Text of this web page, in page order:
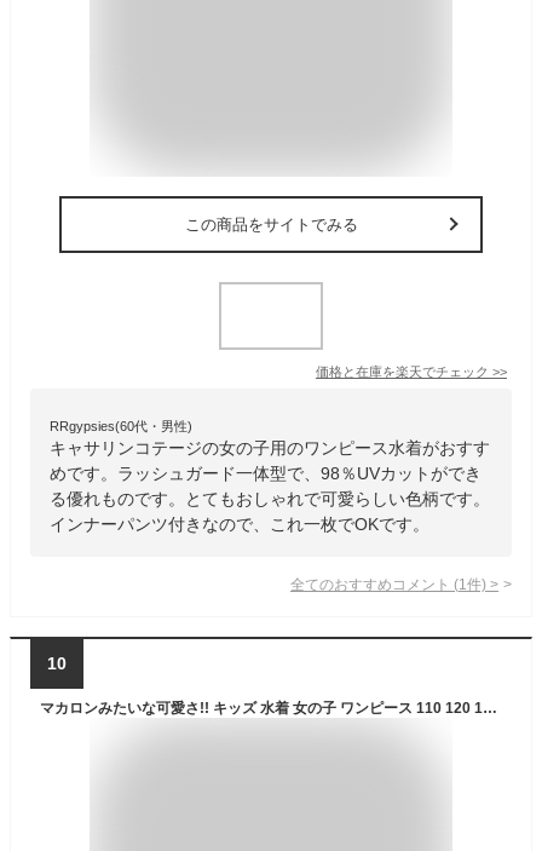
この商品をサイトでみる
価格と在庫を楽天でチェック >>
RRgypsies(60代・男性)
キャサリンコテージの女の子用のワンピース水着がおすす
めです。ラッシュガード一体型で、98％UVカットができ
る優れものです。とてもおしゃれで可愛らしい色柄です。
インナーパンツ付きなので、これ一枚でOKです。
全てのおすすめコメント (1 件) >
10
マカロンみたいな可愛さ!! キッズ 水着 女の子 ワンピース 110 120 130 140 100 子供 幼稚園 保育園 帽子付き キャップ付き パステル プリンセス 子供水着 キッズ水着 女の子水着 かわいい おしゃれGelato toddler ジェラート 送料無料